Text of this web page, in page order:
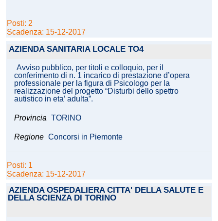
Posti: 2
Scadenza: 15-12-2017
AZIENDA SANITARIA LOCALE TO4
Avviso pubblico, per titoli e colloquio, per il
conferimento di n. 1 incarico di prestazione d’opera
professionale per la figura di Psicologo per la
realizzazione del progetto “Disturbi dello spettro
autistico in eta’ adulta”.
Provincia TORINO
Regione Concorsi in Piemonte
Posti: 1
Scadenza: 15-12-2017
AZIENDA OSPEDALIERA CITTA' DELLA SALUTE E
DELLA SCIENZA DI TORINO